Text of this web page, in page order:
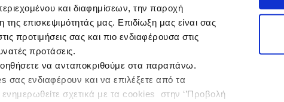
και διαφημίσεων, την παροχή
επισκεψιμότητάς μας. Επιδίωξη μας είναι σας
προτιμήσεις σας και πιο ενδιαφέρουσα στις
προτάσεις.
να ανταποκριθούμε στα παραπάνω.
σας ενδιαφέρουν και να επιλέξετε από τα
ενημερωθείτε σχετικά με τα cookies στην ‘’Προβολή